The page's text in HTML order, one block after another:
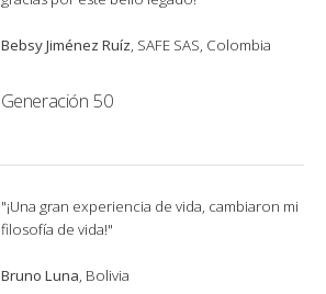
Bebsy Jiménez Ruíz, SAFE SAS, Colombia
Generación 50
"¡Una gran experiencia de vida, cambiaron mi
filosofía de vida!"
Bruno Luna, Bolivia